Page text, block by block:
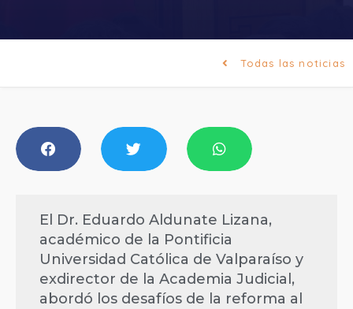
Todas las noticias
El Dr. Eduardo Aldunate Lizana,
académico de la Pontificia
Universidad Católica de Valparaíso y
exdirector de la Academia Judicial,
abordó los desafíos de la reforma al